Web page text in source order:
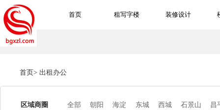
首页 租写字楼 装修设计
首页> 出租办公
区域商圈 全部 朝阳 海淀 东城 西城 石景山 昌